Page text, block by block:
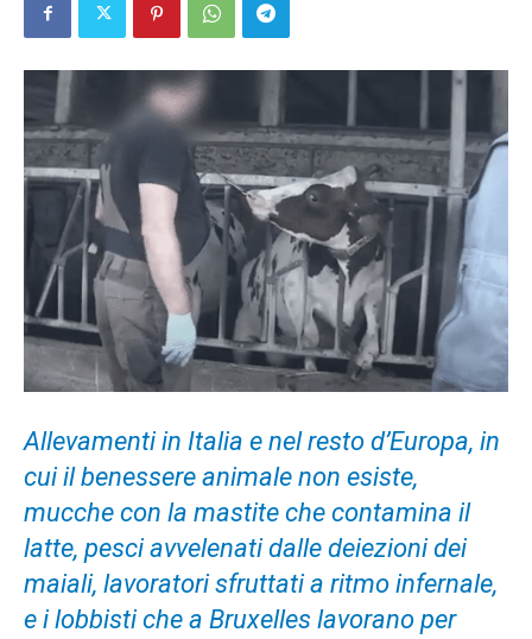
Allevamenti in Italia e nel resto d’Europa, in
cui il benessere animale non esiste,
mucche con la mastite che contamina il
latte, pesci avvelenati dalle deiezioni dei
maiali, lavoratori sfruttati a ritmo infernale,
e i lobbisti che a Bruxelles lavorano per